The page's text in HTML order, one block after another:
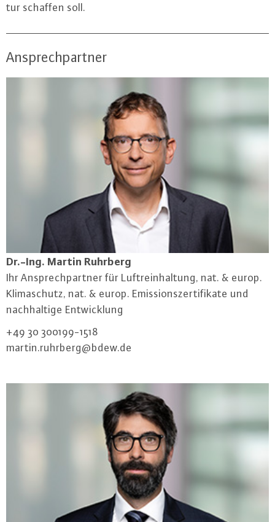
tur schaffen soll.
Ansprechpartner
Dr.-Ing. Martin Ruhrberg
Ihr An­sprech­part­ner für Luft­rein­hal­tung, nat. & europ.
Kli­ma­schutz, nat. & europ. Emis­si­ons­zer­ti­fi­ka­te und
nach­hal­ti­ge Ent­wick­lung
+49 30 300199-1518
martin.​ruhrberg@​bdew.​de